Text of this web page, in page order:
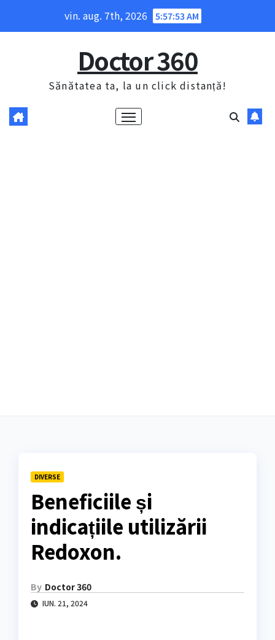
vin. aug. 7th, 2026 5:57:54 AM
Doctor 360
Sănătatea ta, la un click distanță!
DIVERSE
Beneficiile și
indicațiile utilizării
Redoxon.
By Doctor 360
IUN. 21, 2024